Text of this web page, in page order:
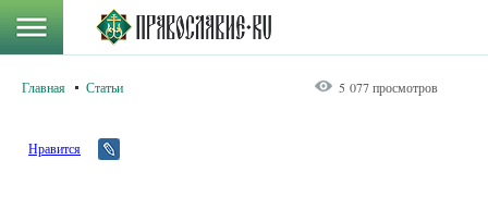
Главная Статьи 5 077 просмотров
Нравится